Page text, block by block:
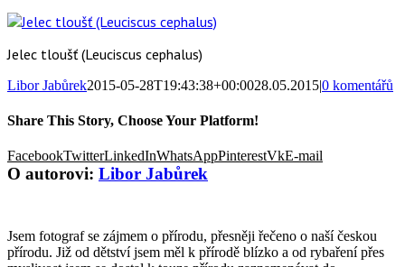
Jelec tloušť (Leuciscus cephalus)
Libor Jabůrek2015-05-28T19:43:38+00:0028.05.2015|0 komentářů
Share This Story, Choose Your Platform!
FacebookTwitterLinkedInWhatsAppPinterestVkE-mail
O autorovi: Libor Jabůrek
Jsem fotograf se zájmem o přírodu, přesněji řečeno o naší českou
přírodu. Již od dětství jsem měl k přírodě blízko a od rybaření přes